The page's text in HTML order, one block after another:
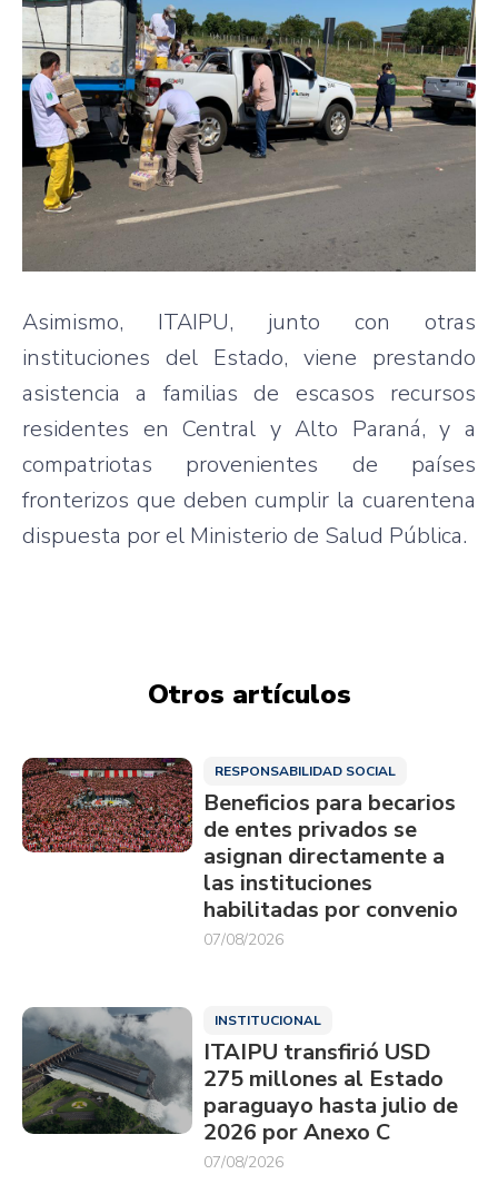
Asimismo, ITAIPU, junto con otras
instituciones del Estado, viene prestando
asistencia a familias de escasos recursos
residentes en Central y Alto Paraná, y a
compatriotas provenientes de países
fronterizos que deben cumplir la cuarentena
dispuesta por el Ministerio de Salud Pública.
Otros artículos
RESPONSABILIDAD SOCIAL
Beneficios para becarios
de entes privados se
asignan directamente a
las instituciones
habilitadas por convenio
07/08/2026
INSTITUCIONAL
ITAIPU transfirió USD
275 millones al Estado
paraguayo hasta julio de
2026 por Anexo C
07/08/2026